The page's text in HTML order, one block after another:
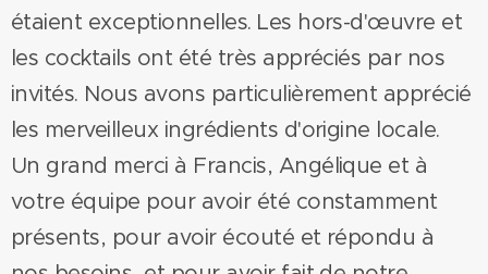
étaient exceptionnelles. Les hors-d'œuvre et
les cocktails ont été très appréciés par nos
invités. Nous avons particulièrement apprécié
les merveilleux ingrédients d'origine locale.
Un grand merci à Francis, Angélique et à
votre équipe pour avoir été constamment
présents, pour avoir écouté et répondu à